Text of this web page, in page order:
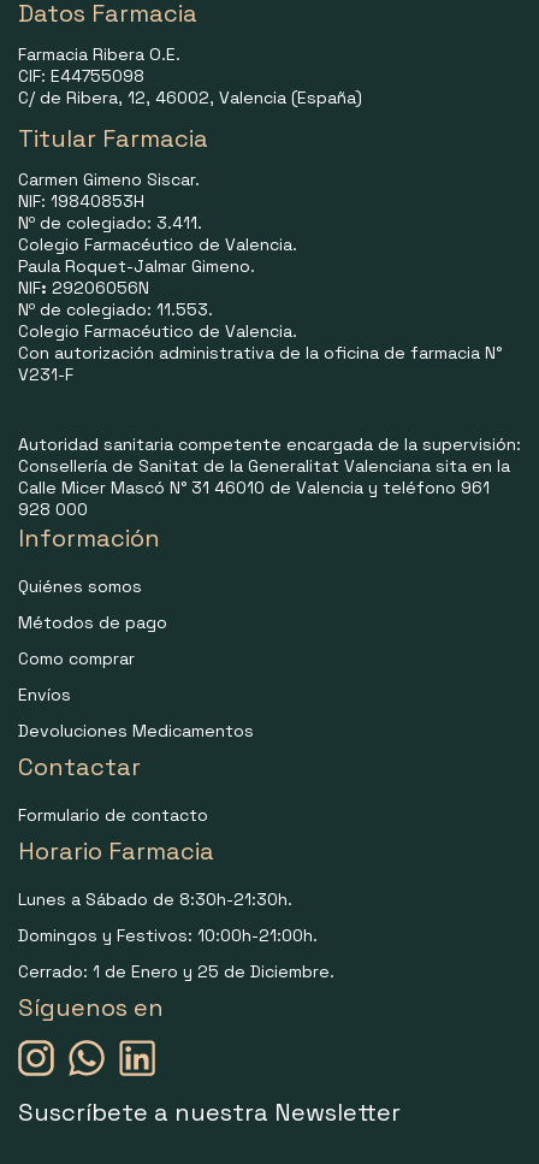
Datos Farmacia
Farmacia Ribera O.E.
CIF: E44755098
C/ de Ribera, 12, 46002, Valencia (España)
Titular Farmacia
Carmen Gimeno Siscar.
NIF: 19840853H
Nº de colegiado: 3.411.
Colegio Farmacéutico de Valencia.
Paula Roquet-Jalmar Gimeno.
NIF: 29206056N
Nº de colegiado: 11.553.
Colegio Farmacéutico de Valencia.
Con autorización administrativa de la oficina de farmacia N°
V231-F
Autoridad sanitaria competente encargada de la supervisión:
Consellería de Sanitat de la Generalitat Valenciana sita en la
Calle Micer Mascó N° 31 46010 de Valencia y teléfono 961
928 000
Información
Quiénes somos
Métodos de pago
Como comprar
Envíos
Devoluciones Medicamentos
Contactar
Formulario de contacto
Horario Farmacia
Lunes a Sábado de 8:30h-21:30h.
Domingos y Festivos: 10:00h-21:00h.
Cerrado: 1 de Enero y 25 de Diciembre.
Síguenos en
Suscríbete a nuestra Newsletter